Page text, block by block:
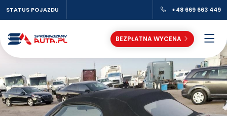
STATUS POJAZDU +48 669 663 449
BEZPŁATNA WYCENA